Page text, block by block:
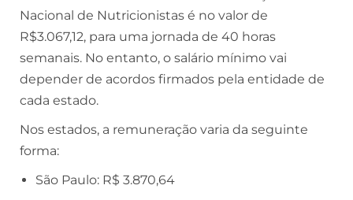
Nacional de Nutricionistas é no valor de
R$3.067,12, para uma jornada de 40 horas
semanais. No entanto, o salário mínimo vai
depender de acordos firmados pela entidade de
cada estado.
Nos estados, a remuneração varia da seguinte
forma:
São Paulo: R$ 3.870,64